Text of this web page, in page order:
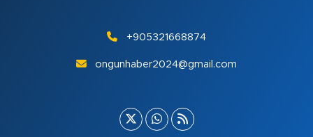
+905321668874
ongunhaber2024@gmail.com